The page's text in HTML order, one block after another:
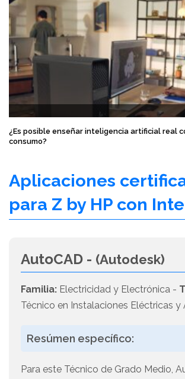
¿Es posible enseñar inteligencia artificial real
consumo?
Aplicaciones
para Z by HP con
AutoCAD - (Autodesk)
Familia: Electricidad y Electrónica -
Técnico en Instalaciones Eléctricas
Resúmen específico:
Para este Técnico de Grado Medio,